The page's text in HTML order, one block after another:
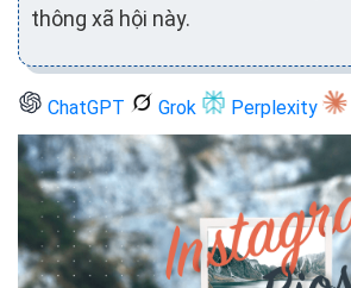
thông xã hội này.
ChatGPT Grok Perplexity